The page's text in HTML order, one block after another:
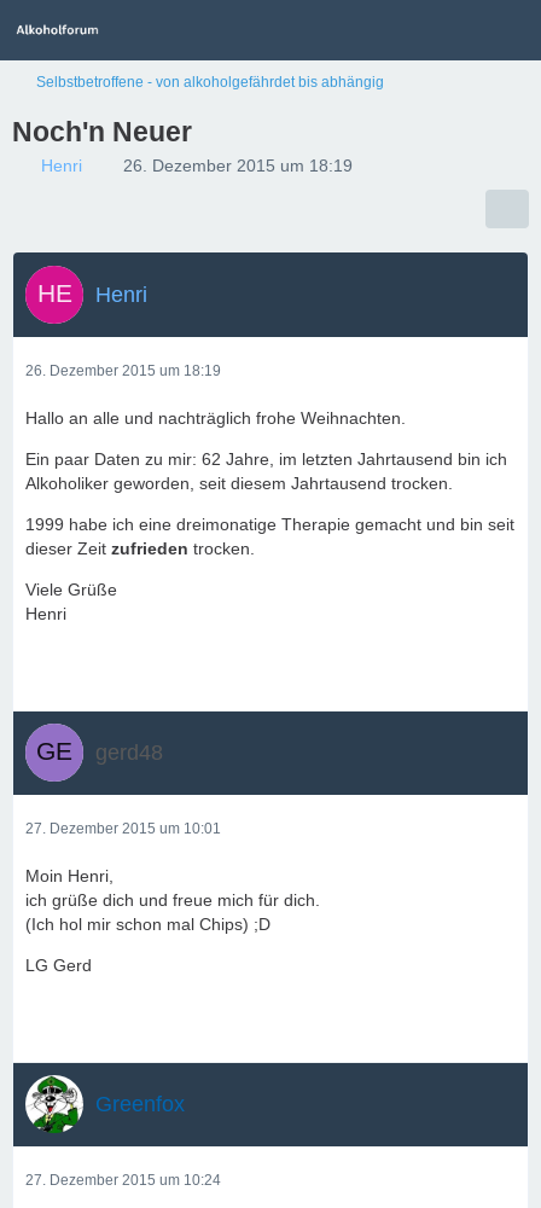
Selbstbetroffene - von alkoholgefährdet bis abhängig
Noch'n Neuer
Henri 26. Dezember 2015 um 18:19
Henri
26. Dezember 2015 um 18:19
Hallo an alle und nachträglich frohe Weihnachten.
Ein paar Daten zu mir: 62 Jahre, im letzten Jahrtausend bin ich
Alkoholiker geworden, seit diesem Jahrtausend trocken.
1999 habe ich eine dreimonatige Therapie gemacht und bin seit
dieser Zeit zufrieden trocken.
Viele Grüße
Henri
gerd48
27. Dezember 2015 um 10:01
Moin Henri,
ich grüße dich und freue mich für dich.
(Ich hol mir schon mal Chips) ;D
LG Gerd
Greenfox
27. Dezember 2015 um 10:24